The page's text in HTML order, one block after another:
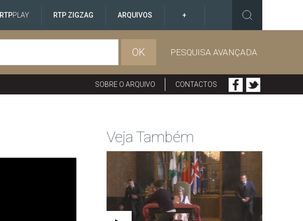
RTPPLAY RTP ZIGZAG ARQUIVOS +
OK PESQUISA AVANÇADA
SOBRE O ARQUIVO CONTACTOS
Veja Também